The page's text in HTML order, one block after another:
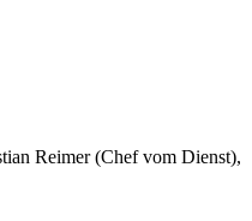
Reimer (Chef vom Dienst),